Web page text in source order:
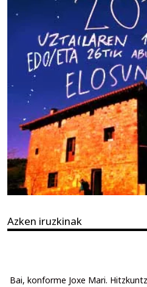
Azken iruzkinak
Bai, konforme Joxe Mari.